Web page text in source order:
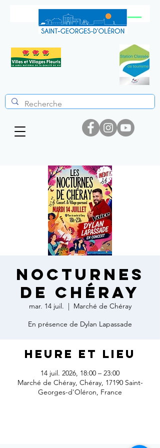
Nocturnes
de Chéray
mar. 14 juil.
  |
Marché de Chéray
En présence de Dylan Lapassade
Heure et lieu
14 juil. 2026, 18:00 – 23:00
Marché de Chéray, Chéray, 17190 Saint-
Georges-d'Oléron, France